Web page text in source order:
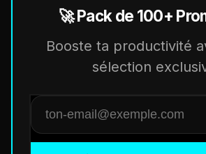
🚀 Pack de 100+
Booste ta productivité
sélection